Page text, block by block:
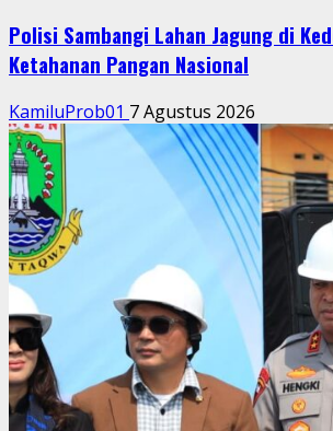
Polisi Sambangi Lahan Jagung di
Ketahanan Pangan Nasional
KamiluProb01 7 Agustus 2026